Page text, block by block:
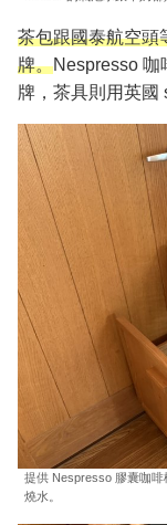
茶包跟國泰航空頭
牌。Nespresso
牌，茶具則用英國
提供 Nespresso 膠囊咖啡
燒水。